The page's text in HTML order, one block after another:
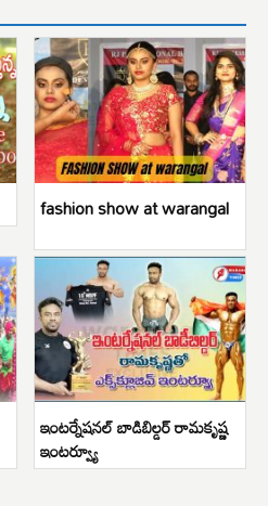
fashion show at warangal
ఇంటర్నేషనల్ బాడిబిల్డర్ రామకృష్ణ
ఇంటర్వ్యూ